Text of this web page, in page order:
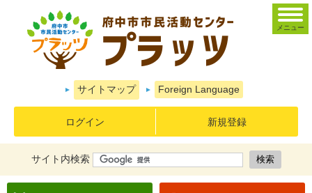
サイトマップ Foreign Language
ログイン 新規登録
サイト内検索
メニュー